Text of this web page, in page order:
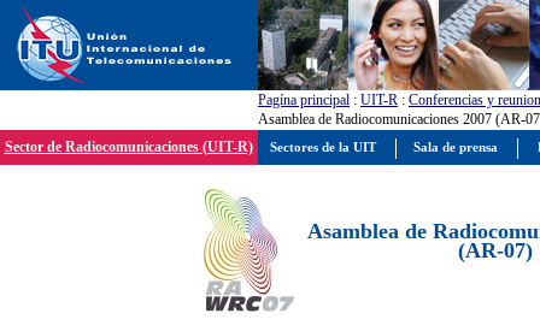
Pagína principal : UIT-R : Conferencias y
Asamblea de Radiocomunicaciones 2007 (AR-
Sector de Radiocomunicaciones (UIT-R)
Asamblea de
(AR-07)
Sectores de la UIT Sala de prensa